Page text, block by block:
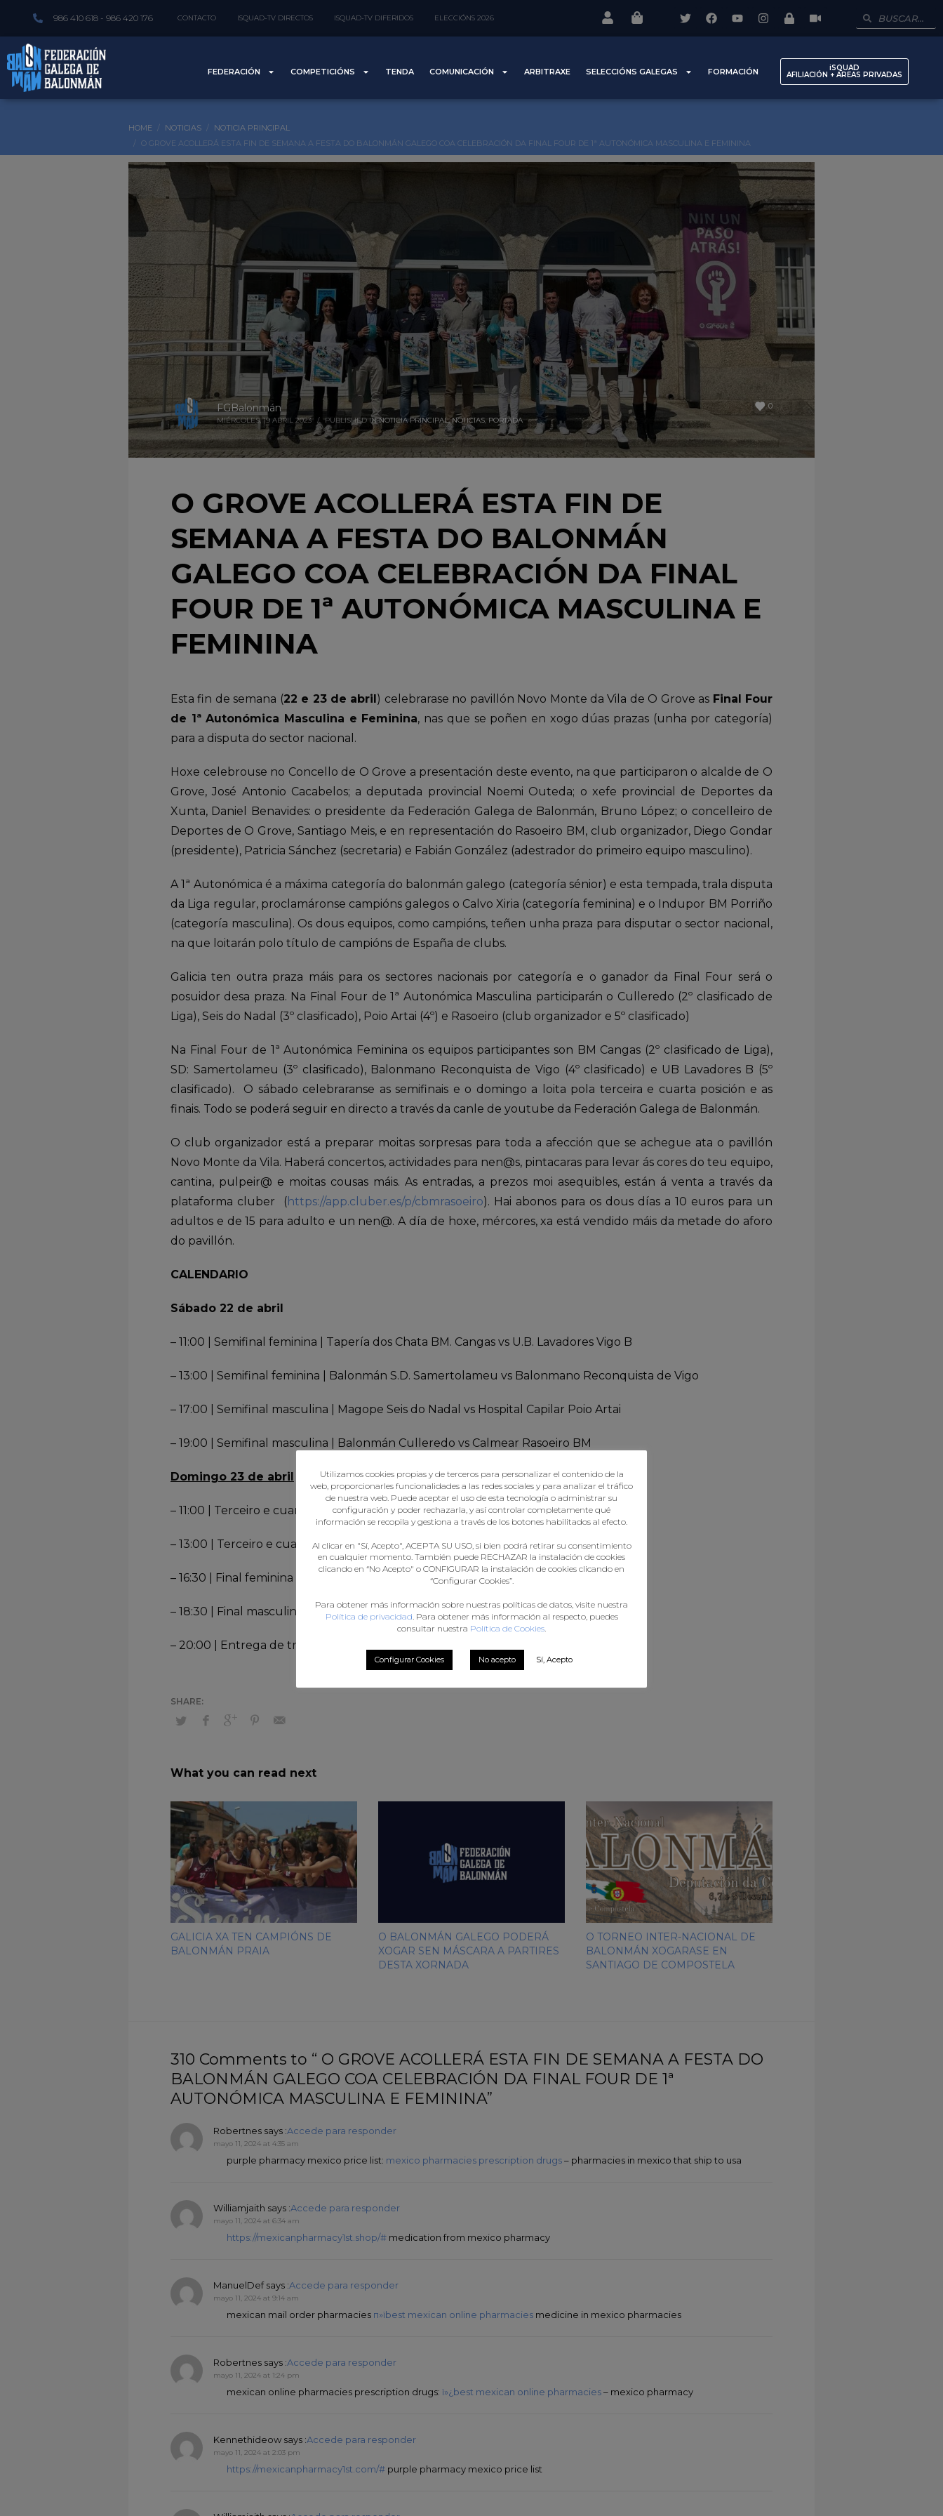
986 410 618 - 986 420 176 CONTACTO ISQUAD-TV DIRECTOS ISQUAD-TV DIFERIDOS ELECCIÓNS 2026
FEDERACIÓN COMPETICIÓNS TENDA COMUNICACIÓN ARBITRAXE SELECCIÓNS GALEGAS FORMACIÓN iSQUAD
AFILIACIÓN + AREAS PRIVADAS
HOME NOTICIAS
NOTICIA PRINCIPAL
O GROVE ACOLLERÁ ESTA FIN DE SEMANA A FESTA DO BALONMÁN GALEGO COA CELEBRACIÓN DA FINAL FOUR DE 1ª AUTONÓMICA MASCULINA E FEMININA
0
FGBalonmán
MIÉRCOLES, 19 ABRIL 2023 / PUBLISHED INNOTICIA PRINCIPAL,NOTICIAS, PORTADA
O GROVE ACOLLERÁ ESTA FIN DE
SEMANA A FESTA DO BALONMÁN
GALEGO COA CELEBRACIÓN DA FINAL
FOUR DE 1ª AUTONÓMICA MASCULINA E
FEMININA
Esta fin de semana (22 e 23 de abril ) celebrarase no pavillón Novo Monte da Vila de O Grove as Final Four
de 1ª Autonómica Masculina e Feminina, nas que se poñen en xogo dúas prazas (unha por categoría)
para a disputa do sector nacional.
Hoxe celebrouse no Concello de O Grove a presentación deste evento, na que participaron o alcalde de O
Grove, José Antonio Cacabelos; a deputada provincial Noemi Outeda; o xefe provincial de Deportes da
Xunta, Daniel Benavides: o presidente da Federación Galega de Balonmán, Bruno López; o concelleiro de
Deportes de O Grove, Santiago Meis, e en representación do Rasoeiro BM, club organizador, Diego Gondar
(presidente), Patricia Sánchez (secretaria) e Fabián González (adestrador do primeiro equipo masculino).
A 1ª Autonómica é a máxima categoría do balonmán galego (categoría sénior) e esta tempada, trala disputa
da Liga regular, proclamáronse campións galegos o Calvo Xiria (categoría feminina) e o Indupor BM Porriño
(categoría masculina). Os dous equipos, como campións, teñen unha praza para disputar o sector nacional,
na que loitarán polo título de campións de España de clubs.
Galicia ten outra praza máis para os sectores nacionais por categoría e o ganador da Final Four será o
posuidor desa praza. Na Final Four de 1ª Autonómica Masculina participarán o Culleredo (2º clasificado de
Liga), Seis do Nadal (3º clasificado), Poio Artai (4º) e Rasoeiro (club organizador e 5º clasificado)
Na Final Four de 1ª Autonómica Feminina os equipos participantes son BM Cangas (2º clasificado de Liga),
SD: Samertolameu (3º clasificado), Balonmano Reconquista de Vigo (4º clasificado) e UB Lavadores B (5º
clasificado). O sábado celebraranse as semifinais e o domingo a loita pola terceira e cuarta posición e as
finais. Todo se poderá seguir en directo a través da canle de youtube da Federación Galega de Balonmán.
O club organizador está a preparar moitas sorpresas para toda a afección que se achegue ata o pavillón
Novo Monte da Vila. Haberá concertos, actividades para nen@s, pintacaras para levar ás cores do teu equipo,
cantina, pulpeir@ e moitas cousas máis. As entradas, a prezos moi asequibles, están á venta a través da
plataforma cluber ( https://app.cluber.es/p/cbmrasoeiro). Hai abonos para os dous días a 10 euros para un
adultos e de 15 para adulto e un nen@. A día de hoxe, mércores, xa está vendido máis da metade do aforo
do pavillón.
CALENDARIO
Sábado 22 de abril
– 11:00 | Semifinal feminina | Tapería dos Chata BM. Cangas vs U.B. Lavadores Vigo B
– 13:00 | Semifinal feminina | Balonmán S.D. Samertolameu vs Balonmano Reconquista de Vigo
– 17:00 | Semifinal masculina | Magope Seis do Nadal vs Hospital Capilar Poio Artai
– 19:00 | Semifinal masculina | Balonmán Culleredo vs Calmear Rasoeiro BM
Domingo 23 de abril
– 11:00 | Terceiro e cuarto posto feminino
– 13:00 | Terceiro e cuarto posto masculino
– 16:30 | Final feminina
– 18:30 | Final masculina
– 20:00 | Entrega de trofeos
What you can read next
GALICIA XA TEN CAMPIÓNS DE
BALONMÁN PRAIA
O BALONMÁN GALEGO PODERÁ
XOGAR SEN MÁSCARA A PARTIRES
DESTA XORNADA
O TORNEO INTER-NACIONAL DE
BALONMÁN XOGARASE EN
SANTIAGO DE COMPOSTELA
310 Comments to “ O GROVE ACOLLERÁ ESTA FIN DE SEMANA A FESTA DO
BALONMÁN GALEGO COA CELEBRACIÓN DA FINAL FOUR DE 1ª
AUTONÓMICA MASCULINA E FEMININA”
Robertnes says :Accede para responder
mayo 11, 2024 at 4:35 am
purple pharmacy mexico price list: mexico pharmacies prescription drugs– pharmacies in mexico that ship to usa
Williamjaith says :Accede para responder
mayo 11, 2024 at 6:34 am
https://mexicanpharmacy1st.shop/# medication from mexico pharmacy
ManuelDefsays :Accede para responder
mayo 11, 2024 at 9:14 am
mexican mail order pharmacies п»їbest mexican online pharmacies medicine in mexico pharmacies
Robertnes says :Accede para responder
mayo 11, 2024 at 1:24 pm
mexican online pharmacies prescription drugs: ï»¿best mexican online pharmacies– mexico pharmacy
Kennethideow says :Accede para responder
mayo 11, 2024 at 2:03 pm
https://mexicanpharmacy1st.com/# purple pharmacy mexico price list
Utilizamos cookies propias y de terceros para personalizar el contenido de la
web, proporcionarles funcionalidades a las redes sociales y para analizar el tráfico
de nuestra web. Puede aceptar el uso de esta tecnología o administrar su
configuración y poder rechazarla, y así controlar completamente qué
información se recopila y gestiona a través de los botones habilitados al efecto.
Al clicar en "Sí, Acepto", ACEPTA SU USO, si bien podrá retirar su consentimiento
en cualquier momento. También puede RECHAZAR la instalación de cookies
clicando en “No Acepto" o CONFIGURAR la instalación de cookies clicando en
“Configurar Cookies”.
Para obtener más información sobre nuestras políticas de datos, visite nuestra
Política de privacidad . Para obtener más información al respecto, puedes
consultar nuestra Política de Cookies
Configurar Cookies No acepto Sí, Acepto